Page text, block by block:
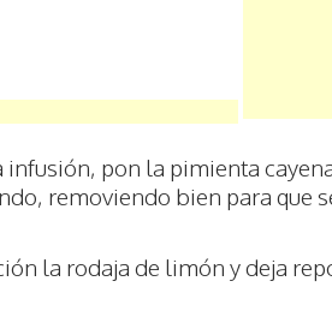
infusión, pon la pimienta
removiendo bien para que
la rodaja de limón y deja